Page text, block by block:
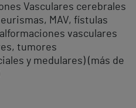
Vasculares cerebrales
MAV, fístulas
vasculares
tumores
y medulares) (más de